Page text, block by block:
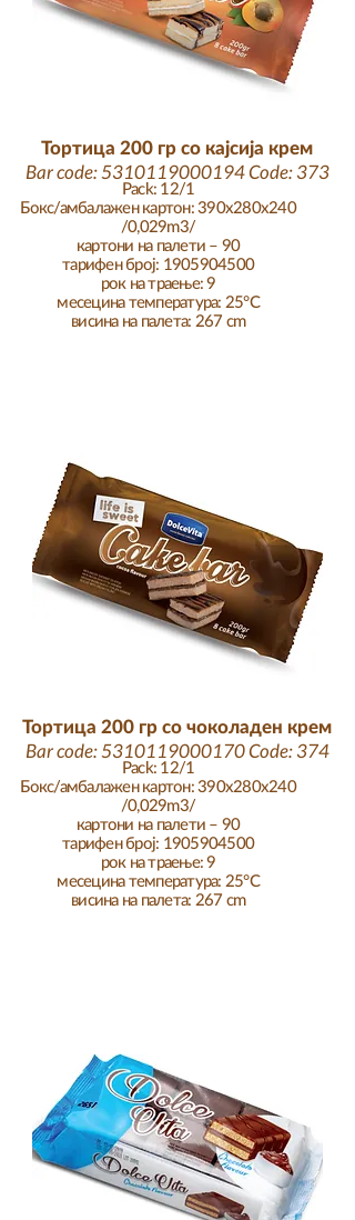
Pack: 12/1
Бокс/амбалажен картон: 390x280x240
/0,029m3/
картони на палети – 90
тарифен број: 1905904500
рок на траење: 9
месецина температура: 25°C
висина на палета: 267 cm
Тортица 200 гр со кајсија крем
Bar code:5310119000194Code: 373
Pack: 12/1
Бокс/амбалажен картон: 390x280x240
/0,029m3/
картони на палети – 90
тарифен број: 1905904500
рок на траење: 9
месецина температура: 25°C
висина на палета: 267 cm
Тортица 200 гр со чоколаден крем
Bar code:5310119000170Code: 374